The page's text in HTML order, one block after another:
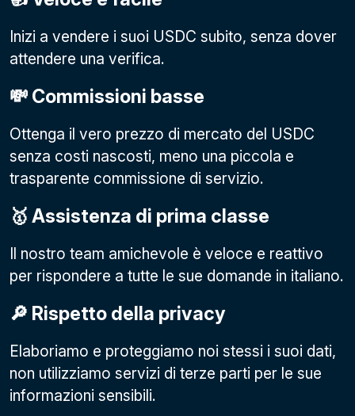
Inizi a vendere i suoi USDC subito, senza dover
attendere una verifica.
💸 Commissioni basse
Ottenga il vero prezzo di mercato del USDC
senza costi nascosti, meno una piccola e
trasparente commissione di servizio.
🥇 Assistenza di prima classe
Il nostro team amichevole è veloce e reattivo
per rispondere a tutte le sue domande in italiano.
🔎 Rispetto della privacy
Elaboriamo e proteggiamo noi stessi i suoi dati,
non utilizziamo servizi di terze parti per le sue
informazioni sensibili.